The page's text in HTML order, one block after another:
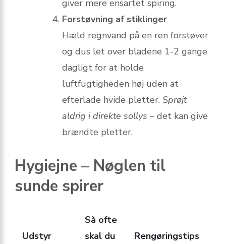
giver mere ensartet spiring.
Forstøvning af stiklinger
Hæld regnvand på en ren forstøver
og dus let over bladene 1-2 gange
dagligt for at holde
luftfugtigheden høj uden at
efterlade hvide pletter. Sprøjt
aldrig i direkte sollys – det kan give
brændte pletter.
Hygiejne – Nøglen til
sunde spirer
Udstyr
Så ofte
skal du
Rengøringstips